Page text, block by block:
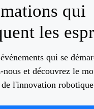
qui
les
qui se
nous et découvrez le
l'innovation robotique